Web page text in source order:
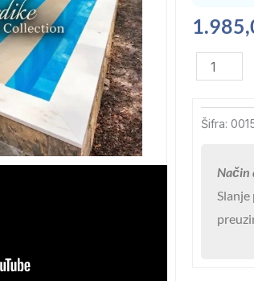
Lajner
Cefil
Classic
Tamno
plavi
Šifra:
Način